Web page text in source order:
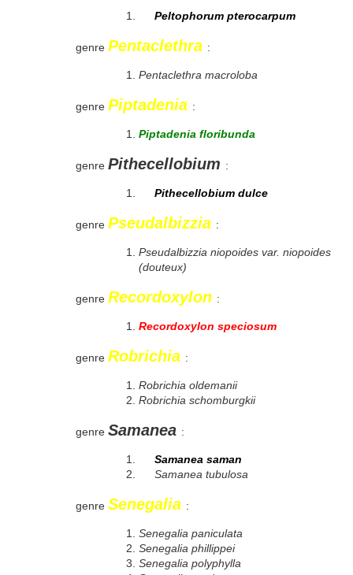
Peltophorum pterocarpum
genre Pentaclethra :
Pentaclethra macroloba
genre Piptadenia :
Piptadenia floribunda
genre Pithecellobium :
Pithecellobium dulce
genre Pseudalbizzia :
Pseudalbizzia niopoides var. niopoides
(douteux)
genre Recordoxylon :
Recordoxylon speciosum
genre Robrichia :
Robrichia oldemanii
Robrichia schomburgkii
genre Samanea :
Samanea saman
Samanea tubulosa
genre Senegalia :
Senegalia paniculata
Senegalia phillippei
Senegalia polyphylla